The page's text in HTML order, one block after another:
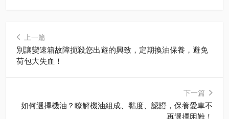
上一篇
別讓變速箱故障扼殺您出遊的興致，定期換油保養，避免
荷包大失血！
下一篇
如何選擇機油？瞭解機油組成、黏度、認證，保養愛車不
再選擇困難！